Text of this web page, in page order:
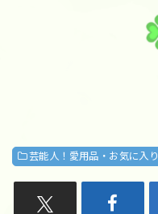
芸能人！愛用品・お気に入り